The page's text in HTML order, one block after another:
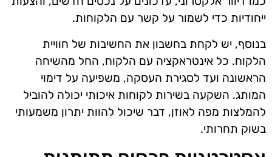
ייחודיות כדי לשמור על קשר עם הלקוחות.
בנוסף, יש לקחת בחשבון את החשיבות של חוויית
הלקוח. כל אינטראקציה עם הלקוח, החל מהשיחה
הראשונה ועד לסגירת העסקה, משפיעה על דימוי
המותג. השקעה בשירות לקוחות איכותי יכולה להוביל
להמלצות מפה לאוזן, דבר שיכול להוות יתרון משמעותי
בשוק תחרותי.